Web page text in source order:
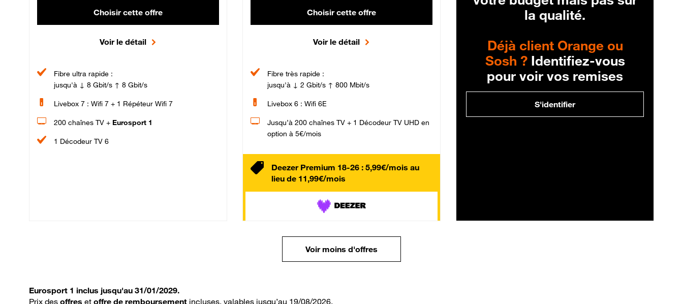
Choisir cette offre
Voir le détail
Fibre ultra rapide :
jusqu'à ↓ 8 Gbit/s ↑ 8 Gbit/s
Livebox 7 : Wifi 7 + 1 Répéteur Wifi 7
200 chaînes TV + Eurosport 1
1 Décodeur TV 6
Choisir cette offre
Voir le détail
Fibre très rapide :
jusqu'à ↓ 2 Gbit/s ↑ 800 Mbit/s
Livebox 6 : Wifi 6E
Jusqu’à 200 chaînes TV + 1 Décodeur TV UHD en
option à 5€/mois
Deezer Premium 18-26 : 5,99€/mois au
lieu de 11,99€/mois
la qualité.
Déjà client Orange ou
Sosh ?Identifiez-vous
pour voir vos remises
S'identifier
Voir moins d'offres
Eurosport 1 inclus jusqu'au 31/01/2029.
Prix des offres et offre de remboursement incluses, valables jusqu’au 19/08/2026.